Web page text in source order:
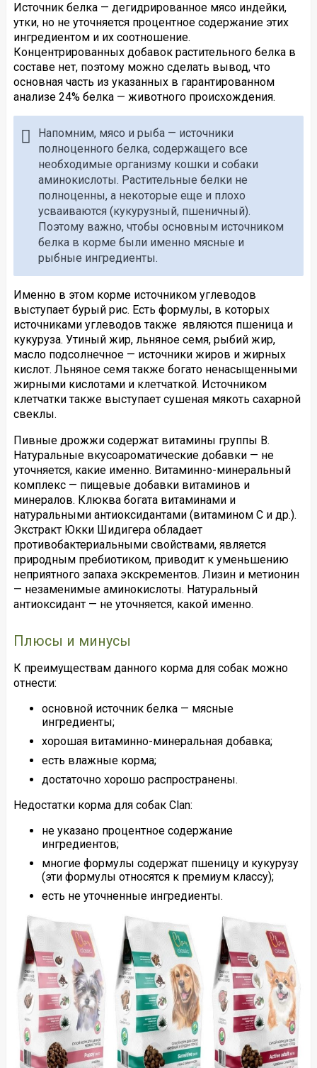
Источник белка — дегидрированное мясо индейки,
утки, но не уточняется процентное содержание этих
ингредиентом и их соотношение.
Концентрированных добавок растительного белка в
составе нет, поэтому можно сделать вывод, что
основная часть из указанных в гарантированном
анализе 24% белка — животного происхождения.
Напомним, мясо и рыба — источники
полноценного белка, содержащего все
необходимые организму кошки и собаки
аминокислоты. Растительные белки не
полноценны, а некоторые еще и плохо
усваиваются (кукурузный, пшеничный).
Поэтому важно, чтобы основным источником
белка в корме были именно мясные и
рыбные ингредиенты.
Именно в этом корме источником углеводов
выступает бурый рис. Есть формулы, в которых
источниками углеводов также являются пшеница и
кукуруза. Утиный жир, льняное семя, рыбий жир,
масло подсолнечное — источники жиров и жирных
кислот. Льняное семя также богато ненасыщенными
жирными кислотами и клетчаткой. Источником
клетчатки также выступает сушеная мякоть сахарной
свеклы.
Пивные дрожжи содержат витамины группы В.
Натуральные вкусоароматические добавки — не
уточняется, какие именно. Витаминно-минеральный
комплекс — пищевые добавки витаминов и
минералов. Клюква богата витаминами и
натуральными антиоксидантами (витамином C и др.).
Экстракт Юкки Шидигера обладает
противобактериальными свойствами, является
природным пребиотиком, приводит к уменьшению
неприятного запаха экскрементов. Лизин и метионин
— незаменимые аминокислоты. Натуральный
антиоксидант — не уточняется, какой именно.
Плюсы и минусы
К преимуществам данного корма для собак можно
отнести:
основной источник белка — мясные
ингредиенты;
хорошая витаминно-минеральная добавка;
есть влажные корма;
достаточно хорошо распространены.
Недостатки корма для собак Clan:
не указано процентное содержание
ингредиентов;
многие формулы содержат пшеницу и кукурузу
(эти формулы относятся к премиум классу);
есть не уточненные ингредиенты.